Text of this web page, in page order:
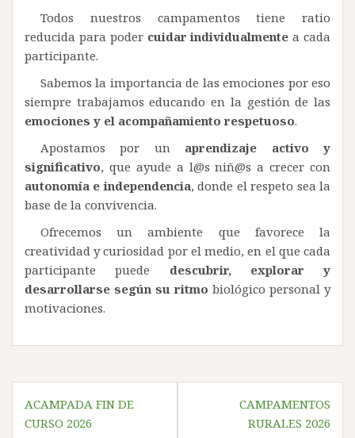
Todos nuestros campamentos tiene ratio
reducida para poder cuidar individualmente a cada
participante.
Sabemos la importancia de las emociones por eso
siempre trabajamos educando en la gestión de las
emociones y el acompañamiento respetuoso.
Apostamos por un aprendizaje activo y
significativo, que ayude a l@s niñ@s a crecer con
autonomía e independencia, donde el respeto sea la
base de la convivencia.
Ofrecemos un ambiente que favorece la
creatividad y curiosidad por el medio, en el que cada
participante puede descubrir, explorar y
desarrollarse según su ritmo biológico personal y
motivaciones.
Navegación
de
ACAMPADA FIN DE
CURSO 2026
CAMPAMENTOS
RURALES 2026